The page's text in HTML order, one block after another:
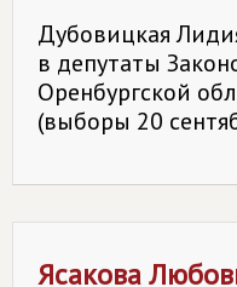
Дубовицкая
в депутаты
Оренбургской
(выборы 20
Ясакова